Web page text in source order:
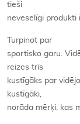
tieši
neveselīgi produkti
Turpinot par
sportisko garu.
reizes trīs
kustīgāks par
kustīgāki,
norāda mērķi, kas